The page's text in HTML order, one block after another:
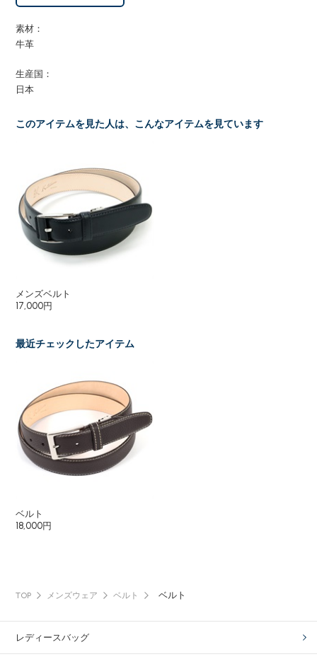
素材：
牛革
生産国：
日本
このアイテムを見た人は、こんなアイテムを見ています
メンズベルト
17,000円
最近チェックしたアイテム
ベルト
18,000円
TOP メンズウェア ベルト ベルト
レディースバッグ